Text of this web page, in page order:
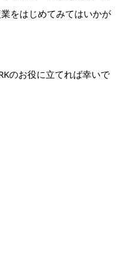
をはじめてみてはいかが
のお役に立てれば幸いで